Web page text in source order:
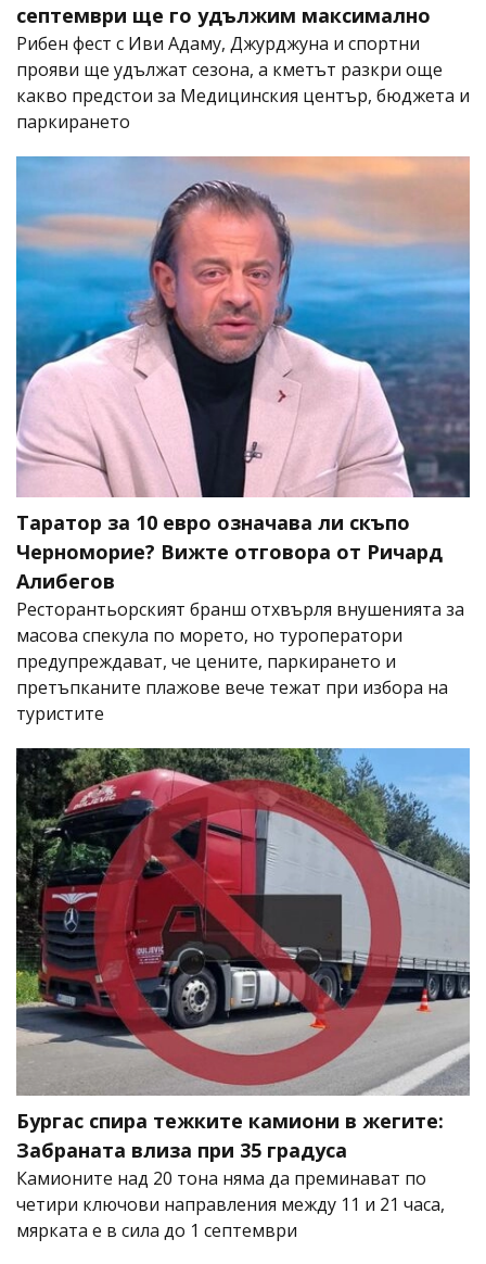
септември ще го удължим максимално
Рибен фест с Иви Адаму, Джурджуна и спортни
прояви ще удължат сезона, а кметът разкри още
какво предстои за Медицинския център, бюджета и
паркирането
Таратор за 10 евро означава ли скъпо
Черноморие? Вижте отговора от Ричард
Алибегов
Ресторантьорският бранш отхвърля внушенията за
масова спекула по морето, но туроператори
предупреждават, че цените, паркирането и
претъпканите плажове вече тежат при избора на
туристите
Бургас спира тежките камиони в жегите:
Забраната влиза при 35 градуса
Камионите над 20 тона няма да преминават по
четири ключови направления между 11 и 21 часа,
мярката е в сила до 1 септември